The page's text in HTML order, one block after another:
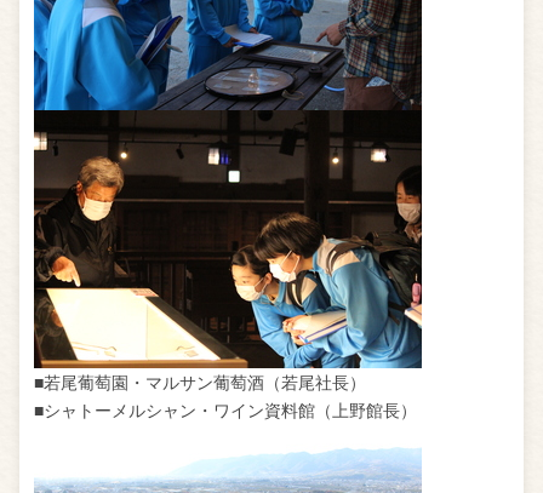
■若尾葡萄園・マルサン葡萄酒（若尾社長）
■シャトーメルシャン・ワイン資料館（上野館長）